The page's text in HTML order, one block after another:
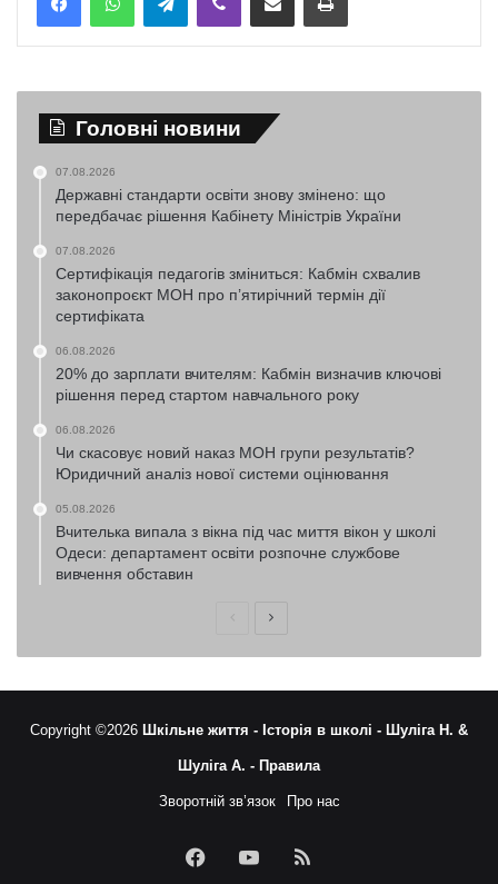
Головні новини
07.08.2026
Державні стандарти освіти знову змінено: що
передбачає рішення Кабінету Міністрів України
07.08.2026
Сертифікація педагогів зміниться: Кабмін схвалив
законопроєкт МОН про п’ятирічний термін дії
сертифіката
06.08.2026
20% до зарплати вчителям: Кабмін визначив ключові
рішення перед стартом навчального року
06.08.2026
Чи скасовує новий наказ МОН групи результатів?
Юридичний аналіз нової системи оцінювання
05.08.2026
Вчителька випала з вікна під час миття вікон у школі
Одеси: департамент освіти розпочне службове
вивчення обставин
ПопередняНаступна
Copyright ©2026 Шкільне життя - Історія в школі - Шуліга Н. &
Шуліга А. - Правила
Зворотній зв’язок Про нас
FacebookYouTubeRSS